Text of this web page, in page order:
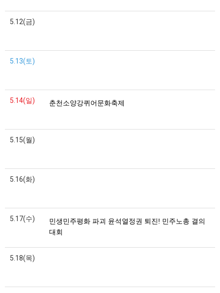
5.12(금)
5.13(토)
5.14(일) 춘천소양강퀴어문화축제
5.15(월)
5.16(화)
5.17(수)
민생민주평화 파괴 윤석열정권 퇴진! 민주노총 결의
대회
5.18(목)